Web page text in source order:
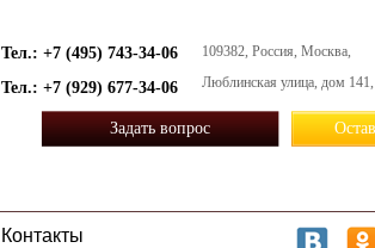
Тел.: +7 (495) 743-34-06
Тел.: +7 (929) 677-34-06
109382, Россия, Москва,
Люблинская улица, дом
Задать вопрос
Контакты